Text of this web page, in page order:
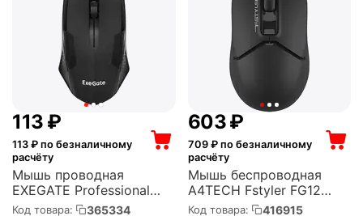
‍113‍ ₽
113 ₽ по безналичному
расчёту
Мышь проводная
EXEGATE Professional
Standard SH-9025L OEM
Код товара: 365334
‍603‍₽
709₽ по безналичному
расчёту
Мышь беспроводная
A4TECH Fstyler FG12
радиоканал, USB, 1200
Код товара: 416915